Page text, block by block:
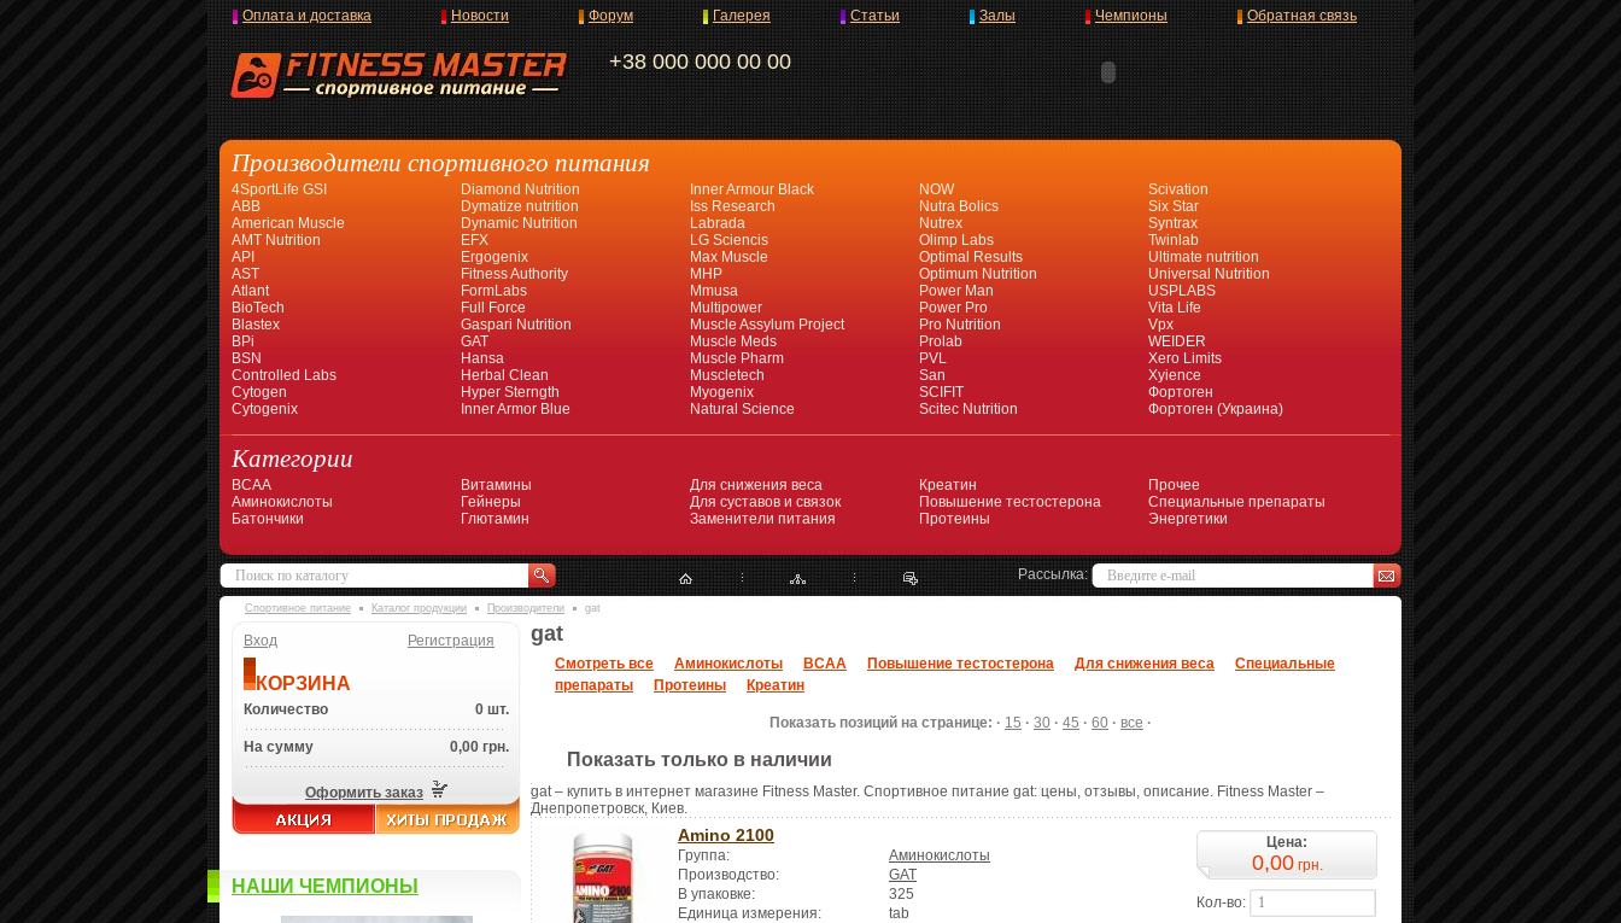
+38 000 000 00 00
Оплата и доставка Новости Форум Галерея Статьи Залы Чемпионы Обратная связь
Производители спортивного питания
4SportLife GSI
ABB
American Muscle
AMT Nutrition
API
AST
Atlant
BioTech
Blastex
BPi
BSN
Controlled Labs
Cytogen
Cytogenix
Diamond Nutrition
Dymatize nutrition
Dynamic Nutrition
EFX
Ergogenix
Fitness Authority
FormLabs
Full Force
Gaspari Nutrition
GAT
Hansa
Herbal Clean
Hyper Sterngth
Inner Armor Blue
Inner Armour Black
Iss Research
Labrada
LG Sciencis
Max Muscle
MHP
Mmusa
Multipower
Muscle Assylum Project
Muscle Meds
Muscle Pharm
Muscletech
Myogenix
Natural Science
NOW
Nutra Bolics
Nutrex
Olimp Labs
Optimal Results
Optimum Nutrition
Power Man
Power Pro
Pro Nutrition
Prolab
PVL
San
SCIFIT
Scitec Nutrition
Scivation
Six Star
Syntrax
Twinlab
Ultimate nutrition
Universal Nutrition
USPLABS
Vita Life
Vpx
WEIDER
Xero Limits
Xyience
Фортоген
Фортоген (Украина)
Категории
BCAA
Аминокислоты
Батончики
Витамины
Гейнеры
Глютамин
Для снижения веса
Для суставов и связок
Заменители питания
Креатин
Повышение тестостерона
Протеины
Прочее
Специальные препараты
Энергетики
Рассылка:
Спортивное питание Каталог продукции Производители gat
Вход Регистрация
КОРЗИНА
Количество 0 шт.
На сумму 0,00 грн.
Оформить заказ
НАШИ ЧЕМПИОНЫ
gat
Смотреть все Аминокислоты BCAA Повышение тестостерона Для снижения веса
Специальные
препараты
Протеины Креатин
Показать позиций на странице: · 15 · 30 · 45 · 60 · все ·
Показать только в наличии
gat – купить в интернет магазине Fitness Master. Спортивное питание gat: цены, отзывы, описание. Fitness Master –
Днепропетровск, Киев.
Amino 2100
Группа:
Аминокислоты
Производство:
GAT
В упаковке:
325
Единица измерения:
tab
Цена:
0,00грн.
Кол-во: